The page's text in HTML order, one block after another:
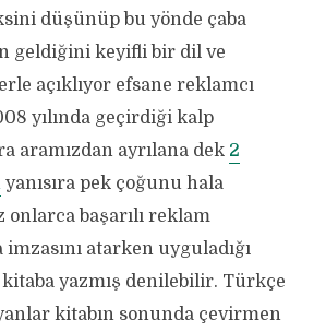
düşünüp bu yönde çaba
geldiğini keyifli bir dil ve
açıklıyor efsane reklamcı
yılında geçirdiği kalp
aramızdan ayrılana dek 2
yanısıra pek çoğunu hala
onlarca başarılı reklam
imzasını atarken uyguladığı
yazmış denilebilir. Türkçe
kitabın sonunda çevirmen